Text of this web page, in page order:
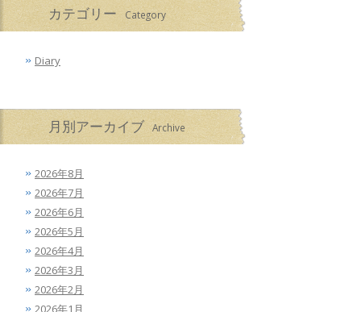
カテゴリー Category
Diary
月別アーカイブ Archive
2026年8月
2026年7月
2026年6月
2026年5月
2026年4月
2026年3月
2026年2月
2026年1月